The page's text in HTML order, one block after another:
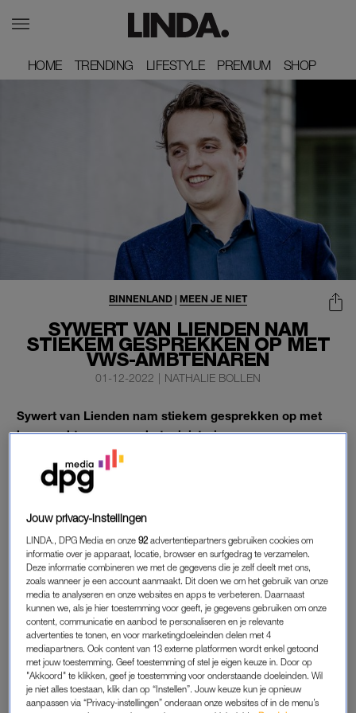
HOME
HOME TRENDING
TRENDING LIFESTYLE
LIFESTYLE PREMIUM
PREMIUM SHOP
SHOP
SYWERT VAN LIENDEN NAM
STIEKEM GESPREKKEN OP MET
VWS-AMBTENAREN
BINNENLAND | MEEN JE NIET
01-12-2022 | NATHALIE BOLLEN
Sywert van Lienden nam stiekem gesprekken op met
hoge ambtenaren van het ministerie van
Volksgezondheid, Welzijn en Sport (VWS).
Volkskrantpubliceerde donderdag
een uitgebreid artikel.
SYWERT VAN LIENDEN
Uit de gesprekken blijkt dat Van Lienden nauw contact had
met De Jonge. De voormalig zorgminister spoorde zelfs de
secretaris-generaal van Financiën aan het gesprek met de
mondkapjeshandelaar aan te gaan. Deze gesprekken leidden
uiteindelijk tot de omstreden deals.
In 2021, nadat alles uitkwam over demondkapjesdeal, belde
Jouw privacy-instellingen
LINDA., DPG Media en onze92 advertentiepartners gebruiken cookies om
informatie over je apparaat, locatie, browser en surfgedrag te verzamelen.
Deze informatie combineren we met de gegevens die je zelf deelt met ons,
zoals wanneer je een account aanmaakt. Dit doen we om het gebruik van onze
media te analyseren en onze websites en apps te verbeteren. Daarnaast
kunnen we, als je hier toestemming voor geeft, je gegevens gebruiken om onze
content, communicatie en aanbod te personaliseren en je relevante
advertenties te tonen, en voor marketingdoeleinden delen met 4
mediapartners. Ook content van 13 externe platformen wordt enkel getoond
met jouw toestemming. Geef toestemming of stel je eigen keuze in. Door op
"Akkoord" te klikken, geef je toestemming voor onderstaande doeleinden. Wil
je niet alles toestaan, klik dan op “Instellen”. Jouw keuze kun je opnieuw
aanpassen via “Privacy-instellingen” onderaan onze websites of in de menu’s